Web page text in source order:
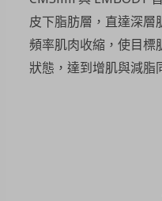
皮下脂肪層，直達深層
頻率肌肉收縮，使目標
狀態，達到增肌與減脂